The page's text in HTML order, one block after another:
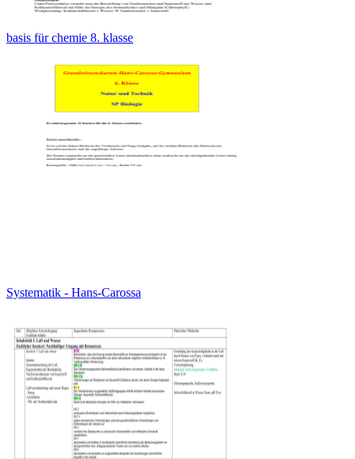
basis für chemie 8. klasse
Systematik - Hans-Carossa